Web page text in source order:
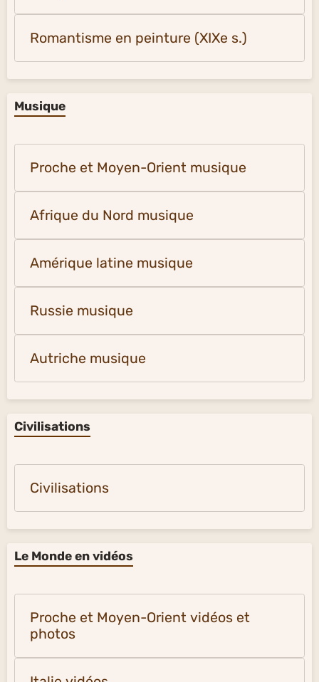
Romantisme en peinture (XIXe s.)
Musique
Proche et Moyen-Orient musique
Afrique du Nord musique
Amérique latine musique
Russie musique
Autriche musique
Civilisations
Civilisations
Le Monde en vidéos
Proche et Moyen-Orient vidéos et
photos